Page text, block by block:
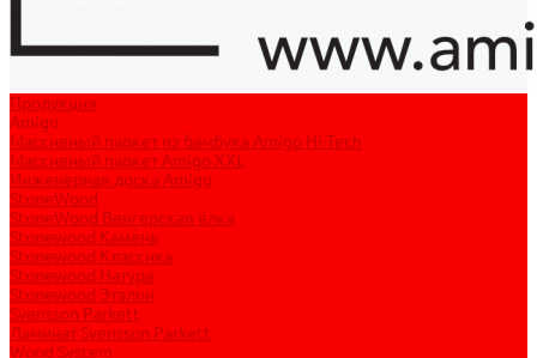
Продукция
Amigo
Массивный паркет из бамбука Amigo Hi-Tech
Массивный паркет Amigo XXL
Инженерная доска Amigo
StoneWood
StoneWood Венгерская ёлка
Stonewood Камень
Stonewood Классика
Stonewood Натура
Stonewood Эталон
Svensson Parkett
Ламинат Svensson Parkett
Wood System